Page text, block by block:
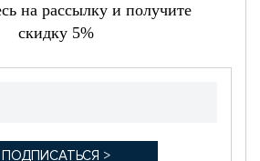
на рассылку и получите
скидку 5%